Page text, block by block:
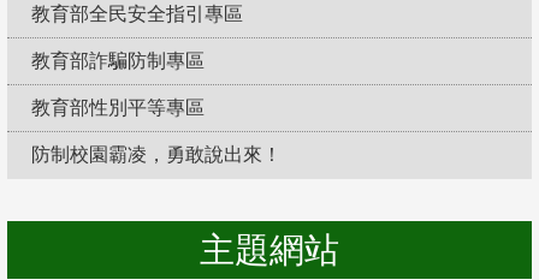
教育部全民安全指引專區
教育部詐騙防制專區
教育部性別平等專區
防制校園霸凌，勇敢說出來！
主題網站